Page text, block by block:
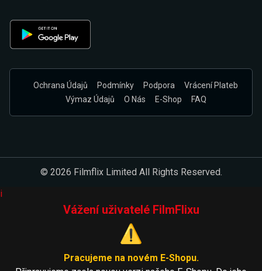
Ochrana Údajů Podmínky Podpora
Vrácení Plateb
Výmaz Údajů
O Nás E-Shop FAQ
© 2026 Filmflix Limited All Rights Reserved.
i
Vážení uživatelé FilmFlixu
⚠️
Pracujeme na novém E-Shopu.